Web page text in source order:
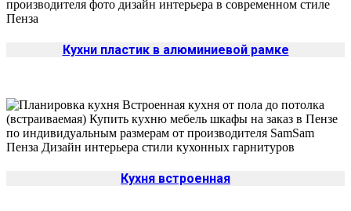
Кухни пластик в алюминиевой рамке
Кухня встроенная